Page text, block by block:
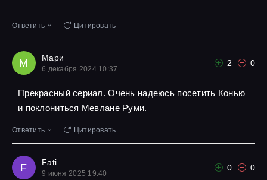
Ответить Цитировать
М Мари
6 декабря 2024 10:37
2 0
Прекрасный сериал. Очень надеюсь посетить Конью
и поклониться Мевлане Руми.
Ответить Цитировать
F Fati
9 июня 2025 19:40
0 0